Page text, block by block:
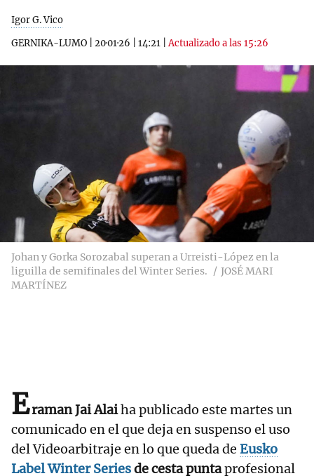
Igor G. Vico
GERNIKA-LUMO
20·01·26 14:21 |Actualizado a las 15:26
Johan y Gorka Sorozabal superan a Urreisti-López en la
liguilla de semifinales del Winter Series.
JOSÉ MARI
MARTÍNEZ
Eraman Jai Alaiha publicado este martes un
comunicado en el que deja en suspenso el uso
del Videoarbitraje en lo que queda de Eusko
LabelWinterSeriesde cesta puntaprofesional